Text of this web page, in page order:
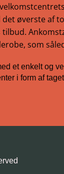
øverste af
som
et enkelt og
i form af